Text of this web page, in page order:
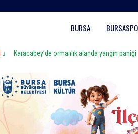
BURSA
Karacabey’de ormanlık alanda yangın paniği